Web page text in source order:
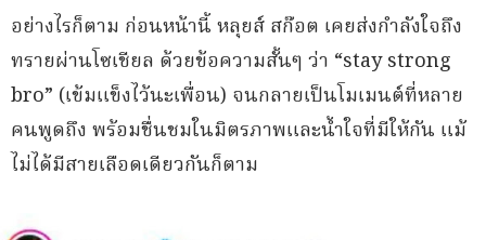
อย่างไรก็ตาม ก่อนหน้านี้ หลุยส์ สก๊อต เคยส่งกำลังใจถึง
ทรายผ่านโซเชียล ด้วยข้อความสั้นๆ ว่า “stay strong
bro” (เข้มแข็งไว้นะเพื่อน) จนกลายเป็นโมเมนต์ที่หลาย
คนพูดถึง พร้อมชื่นชมในมิตรภาพและน้ำใจที่มีให้กัน แม้
ไม่ได้มีสายเลือดเดียวกันก็ตาม